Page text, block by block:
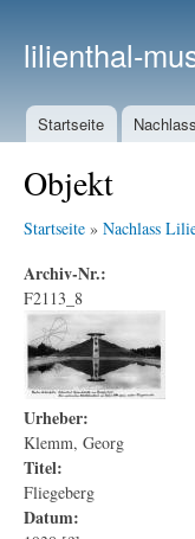
lilienthal-
Startseite
Objekt
Startseite » Nachlass
Archiv-Nr.:
F2113_8
Urheber:
Klemm, Georg
Titel:
Fliegeberg
Datum: